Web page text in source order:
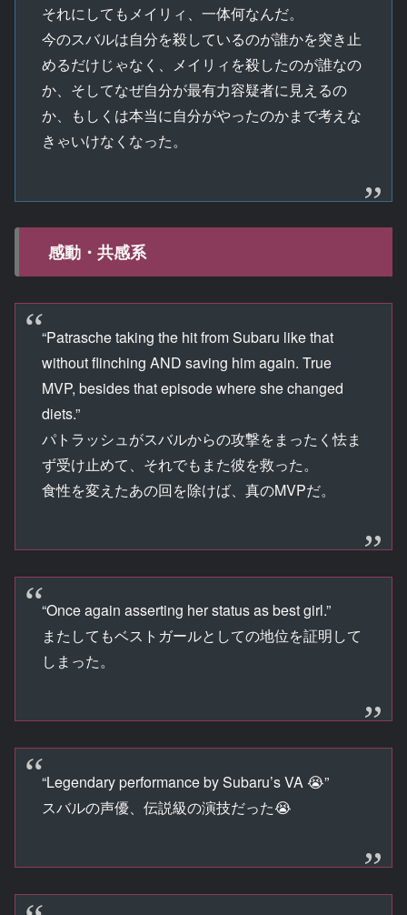
それにしてもメイリィ、一体何なんだ。
今のスバルは自分を殺しているのが誰かを突き止
めるだけじゃなく、メイリィを殺したのが誰なの
か、そしてなぜ自分が最有力容疑者に見えるの
か、もしくは本当に自分がやったのかまで考えな
きゃいけなくなった。
感動・共感系
“Patrasche taking the hit from Subaru like that
without flinching AND saving him again. True
MVP, besides that episode where she changed
diets.”
パトラッシュがスバルからの攻撃をまったく怯ま
ず受け止めて、それでもまた彼を救った。
食性を変えたあの回を除けば、真のMVPだ。
“Once again asserting her status as best girl.”
またしてもベストガールとしての地位を証明して
しまった。
“Legendary performance by Subaru’s VA 😭”
スバルの声優、伝説級の演技だった😭